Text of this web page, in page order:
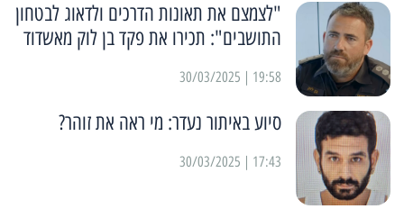
"לצמצם את תאונות הדרכים ולדאוג לבטחון
התושבים": תכירו את פקד בן לוק מאשדוד
19:58 | 30/03/2025
סיוע באיתור נעדר: מי ראה את זוהר?
17:43 | 30/03/2025